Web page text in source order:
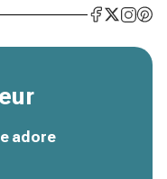
adore